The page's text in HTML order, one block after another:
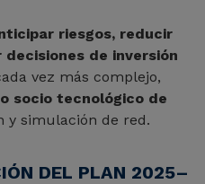
riesgos, reducir
de inversión
vez más complejo,
socio tecnológico de
y simulación de red.
DEL PLAN 2025–